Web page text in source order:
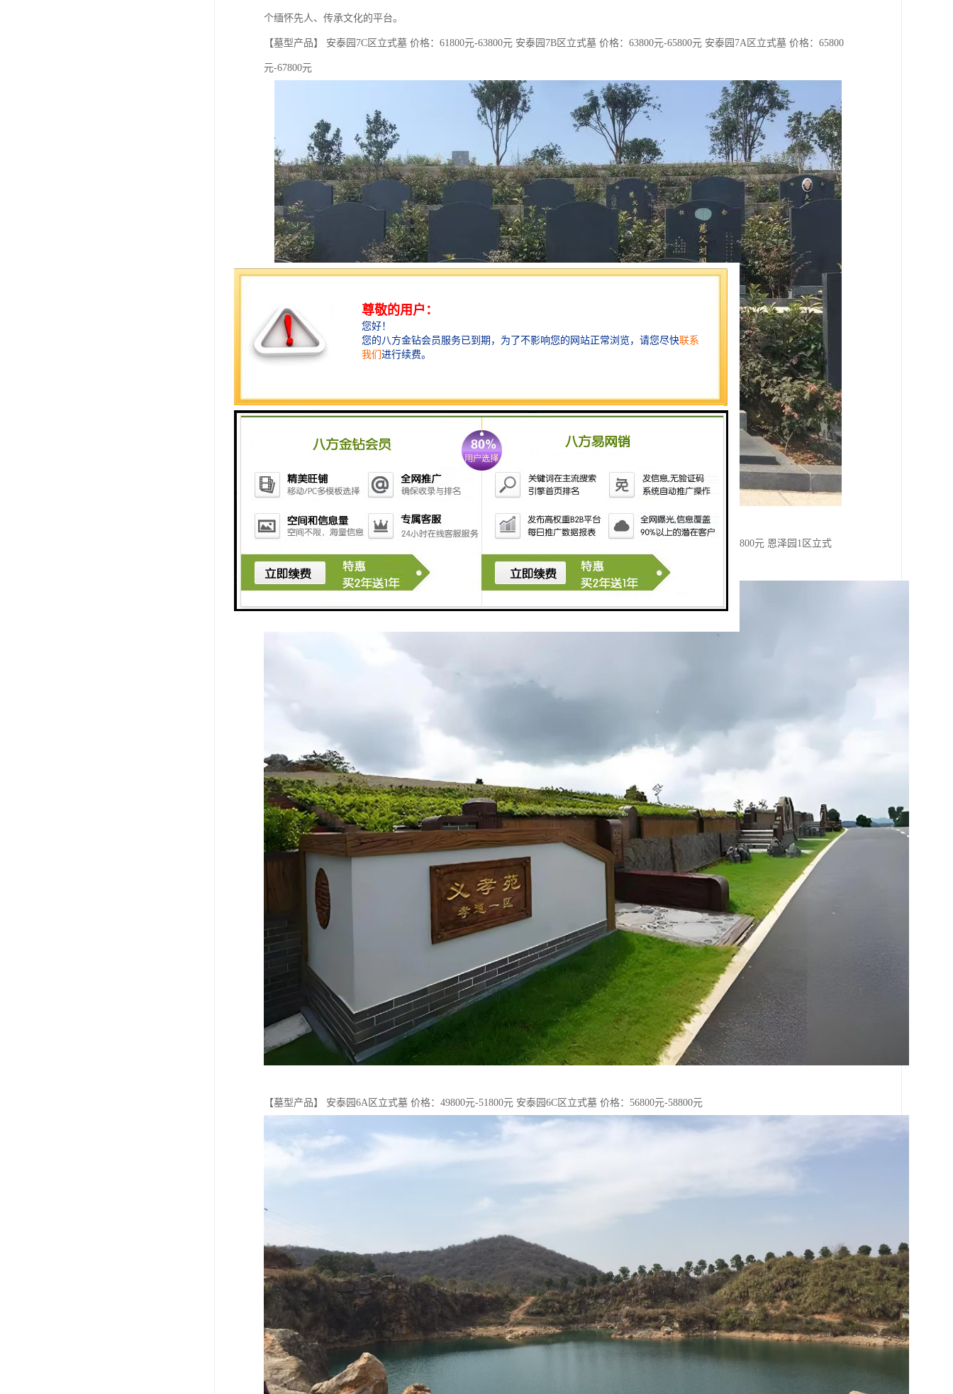
个缅怀先人、传承文化的平台。
【墓型产品】 安泰园7C区立式墓 价格：61800元-63800元 安泰园7B区立式墓 价格：63800元-65800元 安泰园7A区立式墓 价格：65800
元-67800元
【墓型产品】 恩泽园6区立式墓 价格：88800元 恩泽园A区立式墓 价格：95800元 恩泽园6区立式墓 价格：130800元 恩泽园1区立式
墓 价格：129800元
【墓型产品】 安泰园6A区立式墓 价格：49800元-51800元 安泰园6C区立式墓 价格：56800元-58800元